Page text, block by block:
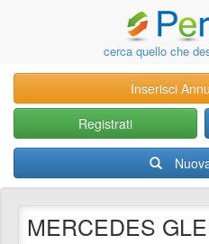
cerca quello che
Inserisci
Registrati
MERCEDES